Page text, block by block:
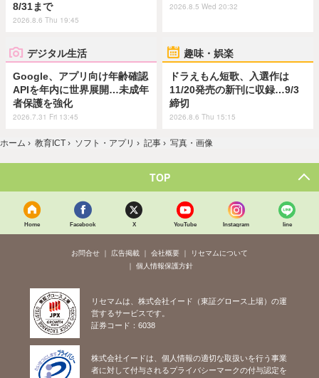
8/31まで
2026.8.6 Thu 19:45
2026.8.5 Wed 20:32
デジタル生活
Google、アプリ向け年齢確認
APIを年内に世界展開…未成年
者保護を強化
2026.7.31 Fri 13:45
趣味・娯楽
ドラえもん短歌、入選作は
11/20発売の新刊に収録…9/3
締切
2026.8.6 Thu 15:15
ホーム › 教育ICT › ソフト・アプリ › 記事 › 写真・画像
TOP
Home Facebook X YouTube Instagram line
お問合せ 広告掲載 会社概要
リセマムについて
個人情報保護方針
リセマムは、株式会社イード（東証グロース上場）の運
営するサービスです。
証券コード：6038
株式会社イードは、個人情報の適切な取扱いを行う事業
者に対して付与されるプライバシーマークの付与認定を